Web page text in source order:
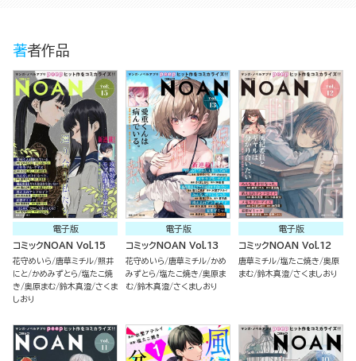
著者作品
電子版
コミックNOAN Vol.15
花守めいら 唐草ミチル 照井
にと
かめみずとら 塩たこ焼
き 奥原まむ 鈴木真澄 さくま
しおり
電子版
コミックNOAN Vol.13
花守めいら 唐草ミチル かめ
みずとら 塩たこ焼き 奥原ま
む 鈴木真澄 さくましおり
電子版
コミックNOAN Vol.12
唐草ミチル 塩たこ焼き 奥原
まむ 鈴木真澄 さくましおり